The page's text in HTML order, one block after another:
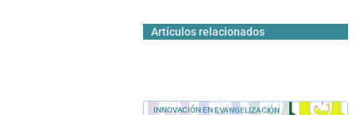
Artículos relacionados